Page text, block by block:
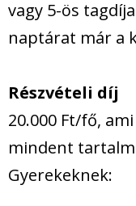
vagy 5-ös
naptárat már a
Részvételi díj
20.000 Ft/fő,
mindent
Gyerekeknek: